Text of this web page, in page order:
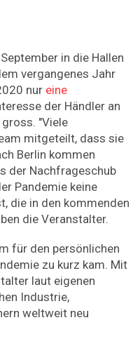
in die Hallen
vergangenes Jahr
nur eine
der Händler an
"Viele
mitgeteilt, dass sie
Berlin kommen
der Nachfrageschub
Pandemie keine
die in den kommenden
die Veranstalter.
für den persönlichen
zu kurz kam. Mit
laut eigenen
Industrie,
weltweit neu